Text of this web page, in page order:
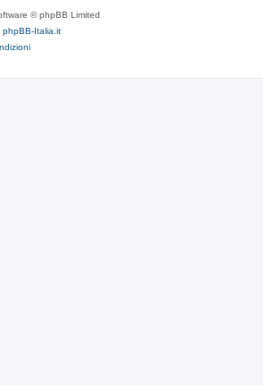
© phpBB Limited
phpBB-Italia.it